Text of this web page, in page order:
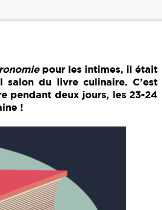
pour les intimes, il était
du livre culinaire. C’est
pendant deux jours, les 23-24
!